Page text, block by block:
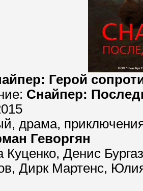
Герой
Снайпер:
драма,
Геворгян
Куценко, Денис
Дирк Мартенс,